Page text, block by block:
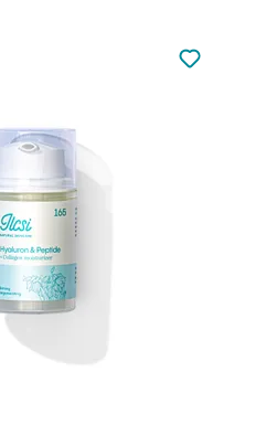
Nie dodano
Dodaj do